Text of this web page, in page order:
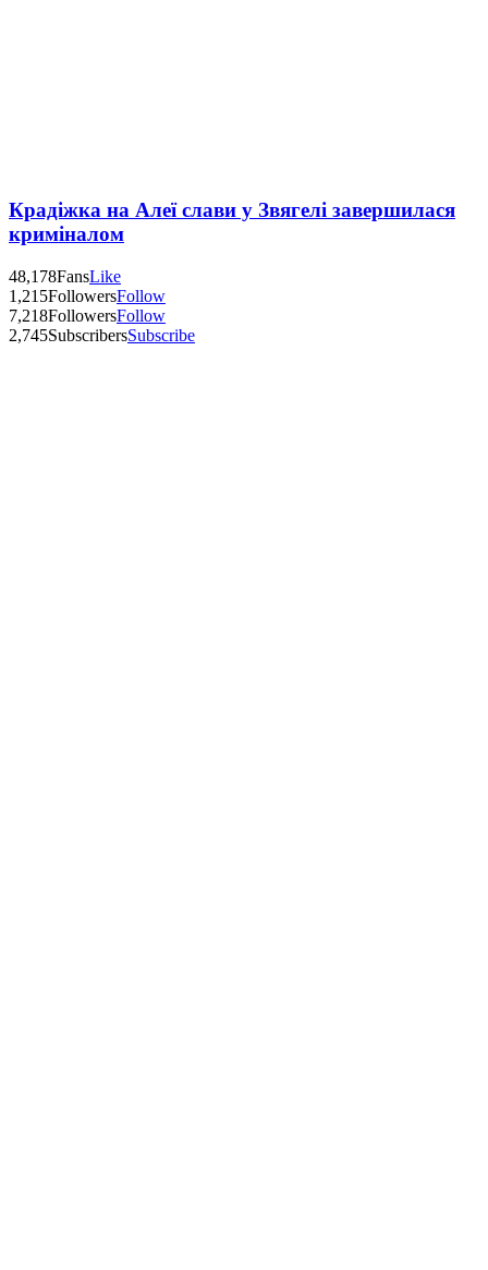
Крадіжка на Алеї слави у Звягелі завершилася
криміналом
48,178FansLike
1,215FollowersFollow
7,218FollowersFollow
2,745SubscribersSubscribe